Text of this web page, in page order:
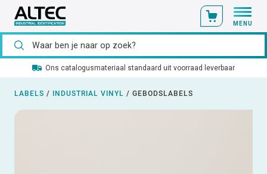
MENU
Ons catalogusmateriaal standaard uit voorraad leverbaar
LABELS / INDUSTRIAL VINYL / GEBODSLABELS